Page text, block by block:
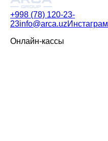
+998 (78) 120-23-
23info@arca.uzИнстаграм
Онлайн-кассы